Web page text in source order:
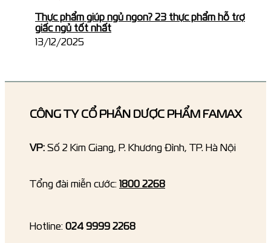
Thực phẩm giúp ngủ ngon? 23 thực phẩm hỗ trợ
giấc ngủ tốt nhất
13/12/2025
CÔNG TY CỔ PHẦN DƯỢC PHẨM FAMAX
VP: Số 2 Kim Giang, P. Khương Đình, TP. Hà Nội
Tổng đài miễn cước: 1800 2268
Hotline: 024 9999 2268